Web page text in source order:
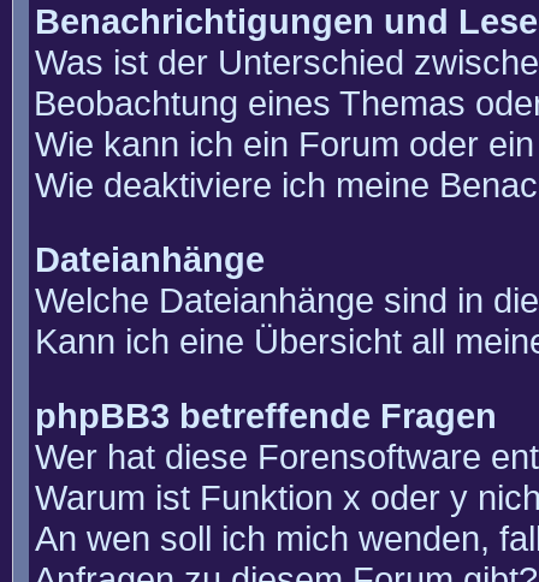
Benachrichtigungen und
Was ist der Unterschied
Beobachtung eines Themas
Wie kann ich ein Forum oder
Wie deaktiviere ich meine
Dateianhänge
Welche Dateianhänge sind in
Kann ich eine Übersicht all
phpBB3 betreffende Fragen
Wer hat diese Forensoftware
Warum ist Funktion x oder y
An wen soll ich mich wenden,